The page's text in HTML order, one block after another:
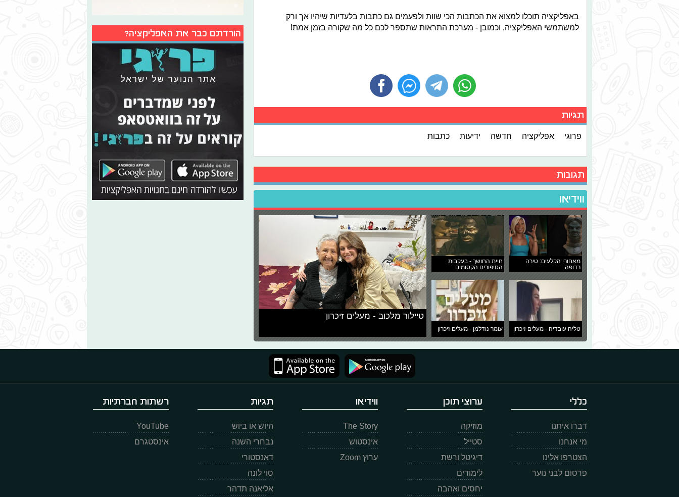
באפליקציה תוכלו למצוא את הכתבות הכי שוות ולפעמים גם כתבות בלעדיות שיהיו אך ורק
למשתמשי האפליקציה, וכמובן - מערכת התראות שתספר לכם כל מה שקורה בזמן אמת!
תגיות
פרוגי אפליקציה חדשה ידיעות כתבות
תגובות
ווידיאו
מאחורי הקלעים: טירה
רדופה
חיית החושך - בעקבות
הסיפורים הקסומים
טליה עובדיה - מעלים זיכרון עומר נודלמן - מעלים זיכרון
טיילור מלכוב - מעלים זיכרון
הורדתם כבר את האפליקציה?
כללי
דברו איתנו
מי אנחנו
הצטרפו אלינו
פרסום לבני נוער
ערוצי תוכן
מוזיקה
סטייל
דיגיטל ורשת
לימודים
יחסים ואהבה
ווידיאו
The Story
אינסטוש
ערוץ Zoom
תגיות
היוש או ביוש
נבחרי השנה
דאנסטורי
סוי לונה
אליאנה תדהר
רשתות חברתיות
YouTube
אינסטגרם